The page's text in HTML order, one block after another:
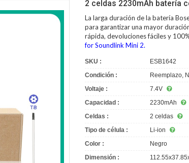
2 celdas 2230mAh batería
La larga duración de labatería
para garantizar una mayor
rápida, devoluciones fáciles y
for Soundlink Mini 2.
SKU :
ESB1642
Condición :
Reemplazo,
Voltaje :
7.4V
Capacidad :
2230mAh
Celdas :
2 celdas
Tipo de célula :
Li-ion
Color :
Negro
Dimensión :